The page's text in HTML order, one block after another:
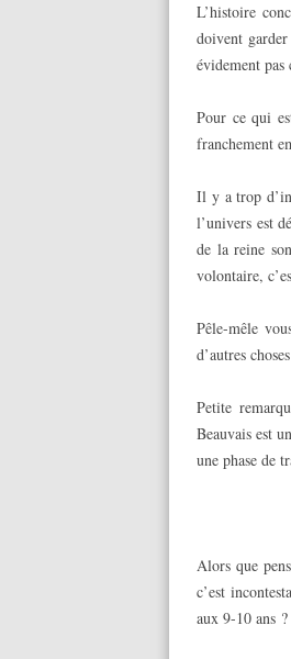
L’histoire
doivent garder
évidement
Pour ce qui
franchement
Il y a trop
l’univers est
de la reine
volontaire,
Pêle-mêle
d’autres
Petite
Beauvais est
une phase de
Alors que
c’est
aux 9-10 ans